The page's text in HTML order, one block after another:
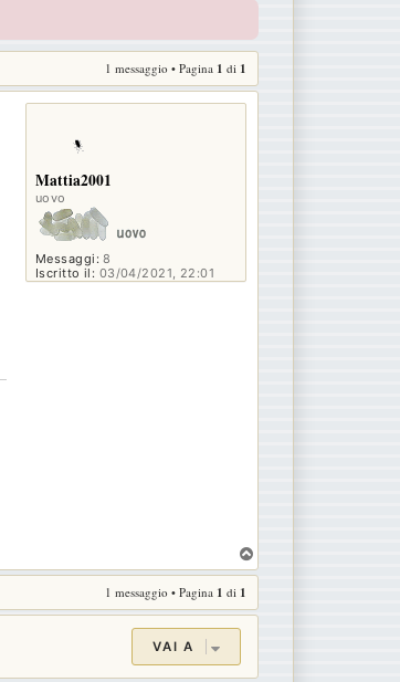
1 messaggio • Pagina 1 di 1
Mattia2001
uovo
Messaggi: 8
Iscritto il: 03/04/2021, 22:01
o
1 messaggio • Pagina 1 di 1
VAI A